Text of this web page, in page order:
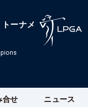
ーナメ
合せ ニュース